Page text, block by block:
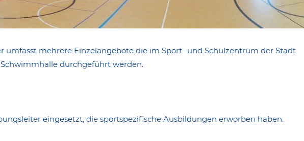
mehrere Einzelangebote die im Sport- und Schulzentrum der Stadt
durchgeführt werden.
eingesetzt, die sportspezifische Ausbildungen erworben haben.